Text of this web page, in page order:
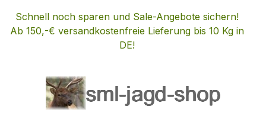
Zum Hauptinhalt springen
Schnell noch sparen und Sale-Angebote sichern!
Ab 150,-€ versandkostenfreie Lieferung bis 10 Kg in
DE!